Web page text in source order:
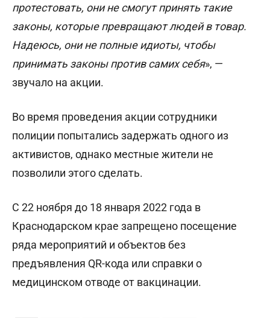
протестовать, они не смогут принять такие
законы, которые превращают людей в товар.
Надеюсь, они не полные идиоты, чтобы
принимать законы против самих себя», —
звучало на акции.
Во время проведения акции сотрудники
полиции попытались задержать одного из
активистов, однако местные жители не
позволили этого сделать.
С 22 ноября до 18 января 2022 года в
Краснодарском крае запрещено посещение
ряда мероприятий и объектов без
предъявления QR-кода или справки о
медицинском отводе от вакцинации.